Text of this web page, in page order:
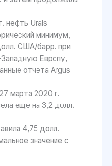
нефть Urals
минимум,
США/барр. при
Европу,
отчета Argus
марта 2020 г.
еще на 3,2 долл.
4,75 долл.
значение с